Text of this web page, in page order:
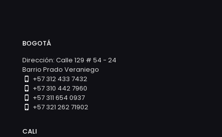
BOGOTÁ
Dirección: Calle 129 # 54 - 24
Barrio Prado Veraniego
+57 312 433 7432
+57 310 442 7960
+57 311 654 0937
+57 321 262 71902
CALI